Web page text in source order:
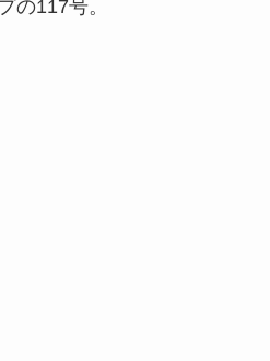
の117号。